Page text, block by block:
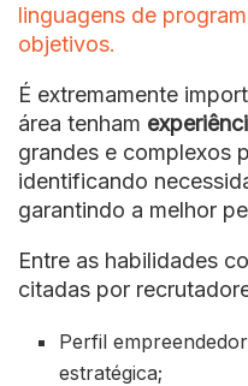
linguagens de
objetivos.
É extremamente
área tenham
grandes e complexos
identificando
garantindo a melhor
Entre as habilidades
citadas por
Perfil
estratégica;